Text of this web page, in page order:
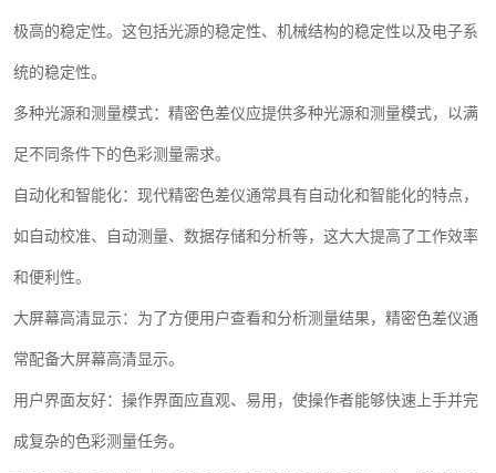
极高的稳定性。这包括光源的稳定性、机械结构的稳定性以及电子系
统的稳定性。
多种光源和测量模式：精密色差仪应提供多种光源和测量模式，以满
足不同条件下的色彩测量需求。
自动化和智能化：现代精密色差仪通常具有自动化和智能化的特点，
如自动校准、自动测量、数据存储和分析等，这大大提高了工作效率
和便利性。
大屏幕高清显示：为了方便用户查看和分析测量结果，精密色差仪通
常配备大屏幕高清显示。
用户界面友好：操作界面应直观、易用，使操作者能够快速上手并完
成复杂的色彩测量任务。
配色软件
印刷看样台